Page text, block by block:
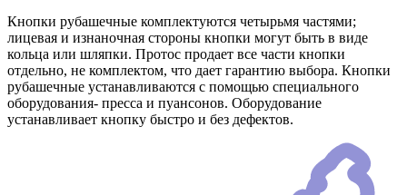
Кнопки рубашечные комплектуются четырьмя частями;
лицевая и изнаночная стороны кнопки могут быть в виде
кольца или шляпки. Протос продает все части кнопки
отдельно, не комплектом, что дает гарантию выбора. Кнопки
рубашечные устанавливаются с помощью специального
оборудования- пресса и пуансонов. Оборудование
устанавливает кнопку быстро и без дефектов.